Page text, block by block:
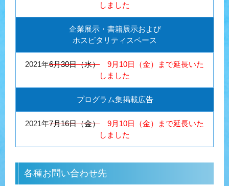
しました
企業展示・書籍展示および
ホスピタリティスペース
2021年6月30日（水）
9月10日（金）まで延長いた
しました
プログラム集掲載広告
2021年7月16日（金）
9月10日（金）まで延長いた
しました
各種お問い合わせ先